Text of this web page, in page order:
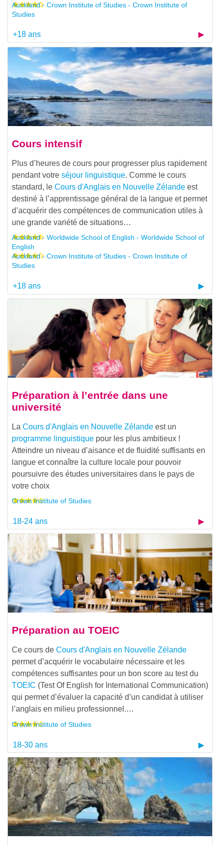
Auckland - Crown Institute of Studies - Crown Institute of
Studies
+18 ans
Cours intensif
Plus d’heures de cours pour progresser plus rapidement
pendant votre séjour linguistique. Comme le cours
standard, le Cours d'Anglais en Nouvelle Zélande est
destiné à l’apprentissage général de la langue et permet
d’acquérir des compétences de communication utiles à
une grande variété de situations…
Auckland - Worldwide School of English - Worldwide School of
English
Auckland - Crown Institute of Studies - Crown Institute of
Studies
+18 ans
Préparation à l’entrée dans une
université
La Cours d'Anglais en Nouvelle Zélande est un
programme linguistique pour les plus ambitieux !
Atteindre un niveau d’aisance et de fluidité suffisants en
langue et connaître la culture locale pour pouvoir
poursuivre des études universitaires dans le pays de
votre choix
Crown Institute of Studies
18-24 ans
Préparation au TOEIC
Ce cours de Cours d'Anglais en Nouvelle Zélande
permet d’acquérir le vocabulaire nécessaire et les
compétences suffisantes pour un bon score au test du
TOEIC (Test Of English for International Communication)
qui permet d’évaluer la capacité d’un candidat à utiliser
l’anglais en milieu professionnel.…
Crown Institute of Studies
18-30 ans